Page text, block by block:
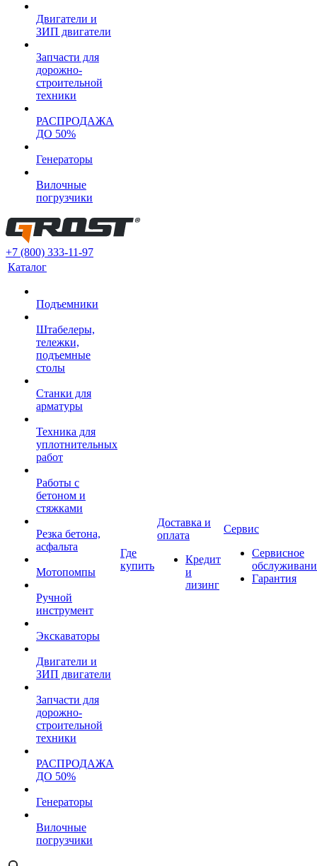
Двигатели и
ЗИП двигатели
Запчасти для
дорожно-
строительной
техники
РАСПРОДАЖА
ДО 50%
Генераторы
Вилочные
погрузчики
+7 (800) 333-11-97
Каталог
Подъемники
Штабелеры,
тележки,
подъемные
столы
Станки для
арматуры
Техника для
уплотнительных
работ
Работы с
бетоном и
стяжками
Резка бетона,
асфальта
Мотопомпы
Ручной
инструмент
Экскаваторы
Двигатели и
ЗИП двигатели
Запчасти для
дорожно-
строительной
техники
РАСПРОДАЖА
ДО 50%
Генераторы
Вилочные
погрузчики
Где
купить
Доставка и
оплата
Кредит
и
лизинг
Сервис
Сервисное
Гарантия